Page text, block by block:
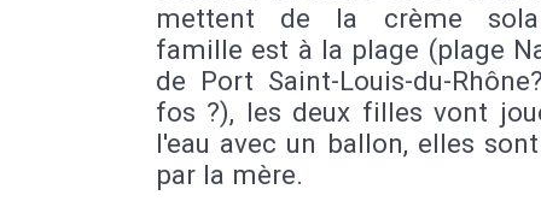
mettent de la crème
famille est à la plage (plage
de Port Saint-Louis-du-
fos ?), les deux filles vont
l'eau avec un ballon, elles
par la mère.